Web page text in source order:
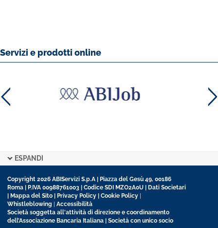
Servizi e prodotti online
ESPANDI
Copyright 2026 ABIServizi S.p.A | Piazza del Gesù 49, 00186
Roma | P.IVA 00988761003 | Codice SDI MZO2A0U |
Dati Societari
Mappa del Sito Privacy Policy Cookie Policy
Whistleblowing
Accessibilità
Società soggetta all'attività di direzione e coordinamento
dell’Associazione Bancaria Italiana | Società con unico socio